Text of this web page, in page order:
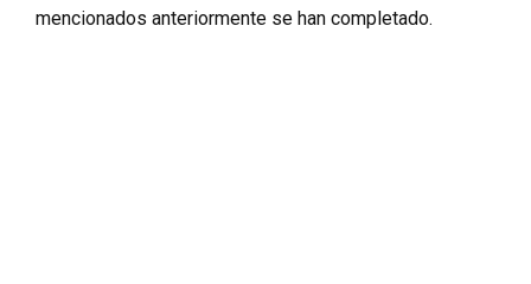
mencionados anteriormente se han completado.